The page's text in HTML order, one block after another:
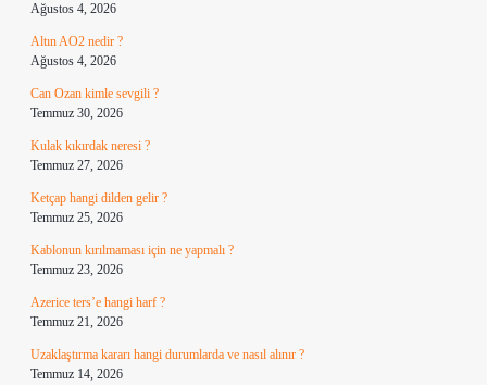
Ağustos 4, 2026
Altın AO2 nedir ?
Ağustos 4, 2026
Can Ozan kimle sevgili ?
Temmuz 30, 2026
Kulak kıkırdak neresi ?
Temmuz 27, 2026
Ketçap hangi dilden gelir ?
Temmuz 25, 2026
Kablonun kırılmaması için ne yapmalı ?
Temmuz 23, 2026
Azerice ters’e hangi harf ?
Temmuz 21, 2026
Uzaklaştırma kararı hangi durumlarda ve nasıl alınır ?
Temmuz 14, 2026